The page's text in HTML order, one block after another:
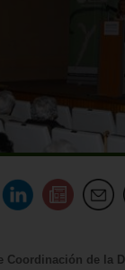
Coordinación de la